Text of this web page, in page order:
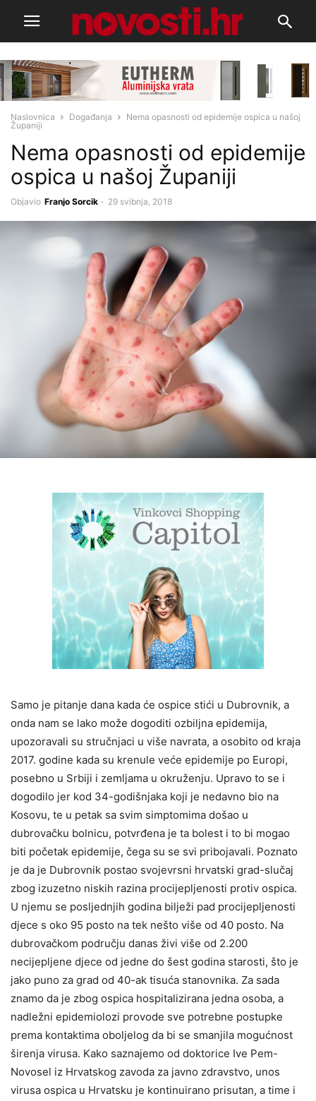
Naslovnica Događanja
Nema opasnosti od epidemije ospica u našoj
Županiji
Nema opasnosti od epidemije
ospica u našoj Županiji
Objavio Franjo Sorcik - 29 svibnja, 2018
Samo je pitanje dana kada će ospice stići u Dubrovnik, a
onda nam se lako može dogoditi ozbiljna epidemija,
upozoravali su stručnjaci u više navrata, a osobito od kraja
2017. godine kada su krenule veće epidemije po Europi,
posebno u Srbiji i zemljama u okruženju. Upravo to se i
dogodilo jer kod 34-godišnjaka koji je nedavno bio na
Kosovu, te u petak sa svim simptomima došao u
dubrovačku bolnicu, potvrđena je ta bolest i to bi mogao
biti početak epidemije, čega su se svi pribojavali. Poznato
je da je Dubrovnik postao svojevrsni hrvatski grad-slučaj
zbog izuzetno niskih razina procijepljenosti protiv ospica.
U njemu se posljednjih godina bilježi pad procijepljenosti
djece s oko 95 posto na tek nešto više od 40 posto. Na
dubrovačkom području danas živi više od 2.200
necijepljene djece od jedne do šest godina starosti, što je
jako puno za grad od 40-ak tisuća stanovnika. Za sada
znamo da je zbog ospica hospitalizirana jedna osoba, a
nadležni epidemiolozi provode sve potrebne postupke
prema kontaktima oboljelog da bi se smanjila mogućnost
širenja virusa. Kako saznajemo od doktorice Ive Pem-
Novosel iz Hrvatskog zavoda za javno zdravstvo, unos
virusa ospica u Hrvatsku je kontinuirano prisutan, a time i